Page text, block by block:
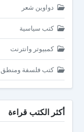
دواوين شعر
كتب سياسية
كمبيوتر وانترنت
كتب فلسفة ومنطق
أكثر الكتب قراءة